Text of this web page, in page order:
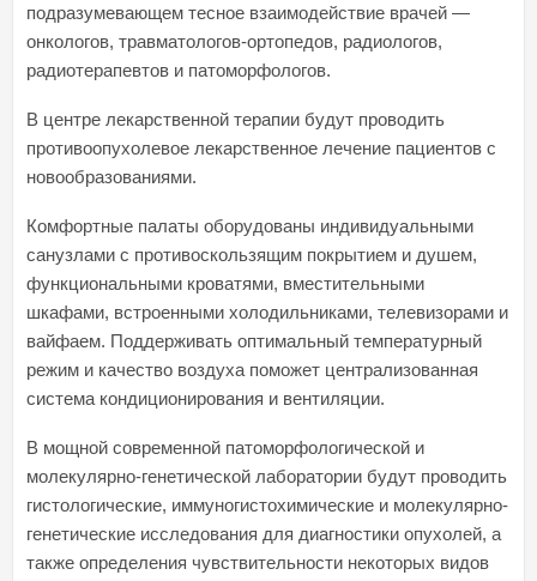
подразумевающем тесное взаимодействие врачей —
онкологов, травматологов-ортопедов, радиологов,
радиотерапевтов и патоморфологов.
В центре лекарственной терапии будут проводить
противоопухолевое лекарственное лечение пациентов с
новообразованиями.
Комфортные палаты оборудованы индивидуальными
санузлами с противоскользящим покрытием и душем,
функциональными кроватями, вместительными
шкафами, встроенными холодильниками, телевизорами и
вайфаем. Поддерживать оптимальный температурный
режим и качество воздуха поможет централизованная
система кондиционирования и вентиляции.
В мощной современной патоморфологической и
молекулярно-генетической лаборатории будут проводить
гистологические, иммуногистохимические и молекулярно-
генетические исследования для диагностики опухолей, а
также определения чувствительности некоторых видов